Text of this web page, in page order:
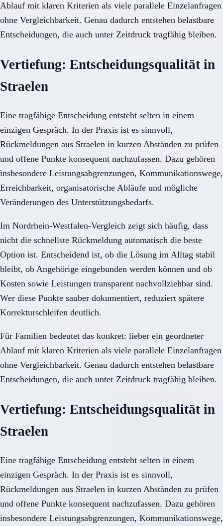
Ablauf mit klaren Kriterien als viele parallele Einzelanfragen
ohne Vergleichbarkeit. Genau dadurch entstehen belastbare
Entscheidungen, die auch unter Zeitdruck tragfähig bleiben.
Vertiefung: Entscheidungsqualität in
Straelen
Eine tragfähige Entscheidung entsteht selten in einem
einzigen Gespräch. In der Praxis ist es sinnvoll,
Rückmeldungen aus Straelen in kurzen Abständen zu prüfen
und offene Punkte konsequent nachzufassen. Dazu gehören
insbesondere Leistungsabgrenzungen, Kommunikationswege,
Erreichbarkeit, organisatorische Abläufe und mögliche
Veränderungen des Unterstützungsbedarfs.
Im Nordrhein-Westfalen-Vergleich zeigt sich häufig, dass
nicht die schnellste Rückmeldung automatisch die beste
Option ist. Entscheidend ist, ob die Lösung im Alltag stabil
bleibt, ob Angehörige eingebunden werden können und ob
Kosten sowie Leistungen transparent nachvollziehbar sind.
Wer diese Punkte sauber dokumentiert, reduziert spätere
Korrekturschleifen deutlich.
Für Familien bedeutet das konkret: lieber ein geordneter
Ablauf mit klaren Kriterien als viele parallele Einzelanfragen
ohne Vergleichbarkeit. Genau dadurch entstehen belastbare
Entscheidungen, die auch unter Zeitdruck tragfähig bleiben.
Vertiefung: Entscheidungsqualität in
Straelen
Eine tragfähige Entscheidung entsteht selten in einem
einzigen Gespräch. In der Praxis ist es sinnvoll,
Rückmeldungen aus Straelen in kurzen Abständen zu prüfen
und offene Punkte konsequent nachzufassen. Dazu gehören
insbesondere Leistungsabgrenzungen, Kommunikationswege,